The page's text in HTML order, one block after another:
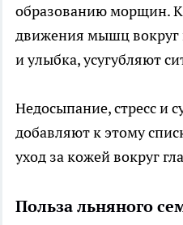
образованию морщин.
движения мышц вокруг
и улыбка, усугубляют
Недосыпание, стресс и
добавляют к этому
уход за кожей вокруг
Польза льняного